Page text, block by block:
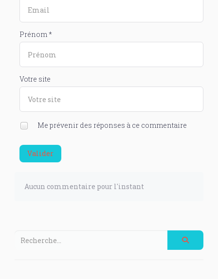
Prénom *
Votre site
Me prévenir des réponses à ce commentaire
Valider
Aucun commentaire pour l'instant